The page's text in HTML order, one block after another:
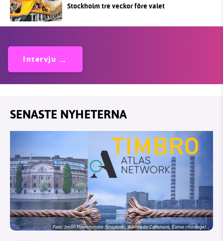
Stockholm tre veckor före valet
Intervju
SENASTE NYHETERNA
Foto: Jason Mavrommatis (Unsplash), Wikimedia Commons, Canva (montage)